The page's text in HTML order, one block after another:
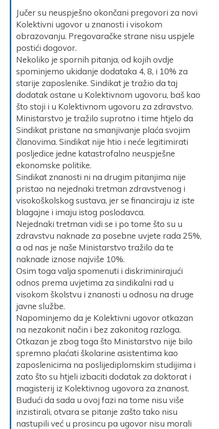
Jučer su neuspješno okončani pregovori za novi
Kolektivni ugovor u znanosti i visokom
obrazovanju. Pregovaračke strane nisu uspjele
postići dogovor.
Nekoliko je spornih pitanja, od kojih ovdje
spominjemo ukidanje dodataka 4, 8, i 10% za
starije zaposlenike. Sindikat je tražio da taj
dodatak ostane u Kolektivnom ugovoru, baš kao
što stoji i u Kolektivnom ugovoru za zdravstvo.
Ministarstvo je tražilo suprotno i time htjelo da
Sindikat pristane na smanjivanje plaća svojim
članovima. Sindikat nije htio i neće legitimirati
posljedice jedne katastrofalno neuspješne
ekonomske politike.
Sindikat znanosti ni na drugim pitanjima nije
pristao na nejednaki tretman zdravstvenog i
visokoškolskog sustava, jer se financiraju iz iste
blagajne i imaju istog poslodavca.
Nejednaki tretman vidi se i po tome što su u
zdravstvu naknade za posebne uvjete rada 25%,
a od nas je naše Ministarstvo tražilo da te
naknade iznose najviše 10%.
Osim toga valja spomenuti i diskriminirajući
odnos prema uvjetima za sindikalni rad u
visokom školstvu i znanosti u odnosu na druge
javne službe.
Napominjemo da je Kolektivni ugovor otkazan
na nezakonit način i bez zakonitog razloga.
Otkazan je zbog toga što Ministarstvo nije bilo
spremno plaćati školarine asistentima kao
zaposlenicima na poslijediplomskim studijima i
zato što su htjeli izbaciti dodatak za doktorat i
magisterij iz Kolektivnog ugovora za znanost.
Budući da sada u ovoj fazi na tome nisu više
inzistirali, otvara se pitanje zašto tako nisu
nastupili već u prosincu pa ugovor nisu morali